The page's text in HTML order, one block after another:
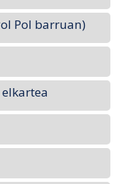
Pol barruan)